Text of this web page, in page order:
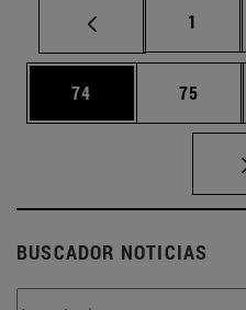
Página
1
Página
74 Página
75
BUSCADOR NOTICIAS